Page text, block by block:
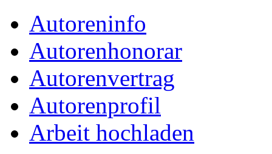
Autoreninfo
Autorenhonorar
Autorenvertrag
Autorenprofil
Arbeit hochladen